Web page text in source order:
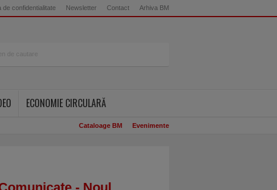
de confidentialitate Newsletter Contact Arhiva BM
ECONOMIE CIRCULARĂ
Cataloage BM Evenimente